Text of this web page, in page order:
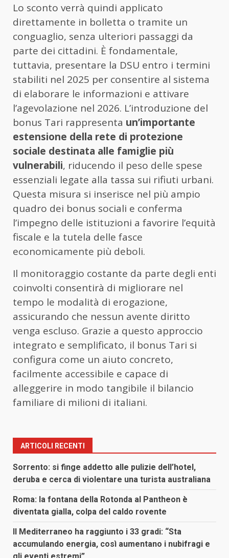
Lo sconto verrà quindi applicato
direttamente in bolletta o tramite un
conguaglio, senza ulteriori passaggi da
parte dei cittadini. È fondamentale,
tuttavia, presentare la DSU entro i termini
stabiliti nel 2025 per consentire al sistema
di elaborare le informazioni e attivare
l’agevolazione nel 2026. L’introduzione del
bonus Tari rappresenta un’importante
estensione della rete di protezione
sociale destinata alle famiglie più
vulnerabili, riducendo il peso delle spese
essenziali legate alla tassa sui rifiuti urbani.
Questa misura si inserisce nel più ampio
quadro dei bonus sociali e conferma
l’impegno delle istituzioni a favorire l’equità
fiscale e la tutela delle fasce
economicamente più deboli.
Il monitoraggio costante da parte degli enti
coinvolti consentirà di migliorare nel
tempo le modalità di erogazione,
assicurando che nessun avente diritto
venga escluso. Grazie a questo approccio
integrato e semplificato, il bonus Tari si
configura come un aiuto concreto,
facilmente accessibile e capace di
alleggerire in modo tangibile il bilancio
familiare di milioni di italiani.
ARTICOLI RECENTI
Sorrento: si finge addetto alle pulizie dell’hotel,
deruba e cerca di violentare una turista australiana
Roma: la fontana della Rotonda al Pantheon è
diventata gialla, colpa del caldo rovente
Il Mediterraneo ha raggiunto i 33 gradi: “Sta
accumulando energia, così aumentano i nubifragi e
gli eventi estremi”